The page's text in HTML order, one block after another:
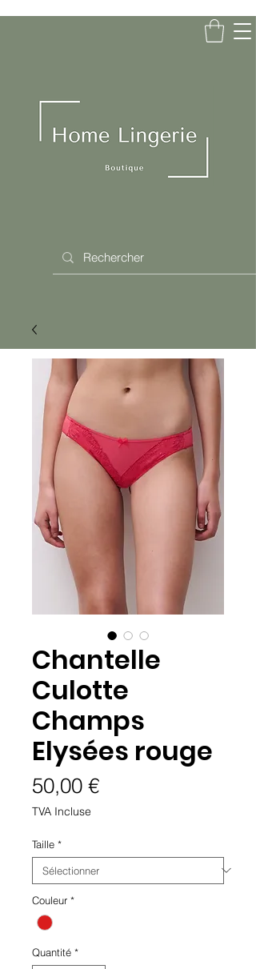
Chantelle
Culotte
Champs
Elysées rouge
50,00 €Prix
TVA Incluse
Taille *
Couleur *
Quantité *